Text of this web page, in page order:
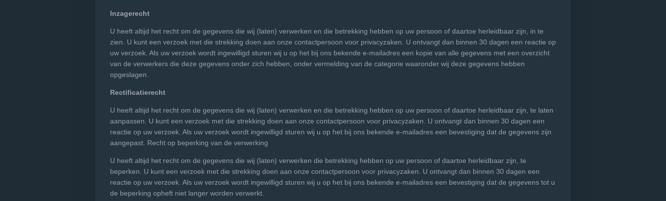
Inzagerecht
U heeft altijd het recht om de gegevens die wij (laten) verwerken en die betrekking hebben op uw persoon of daartoe herleidbaar zijn, in te
zien. U kunt een verzoek met die strekking doen aan onze contactpersoon voor privacyzaken. U ontvangt dan binnen 30 dagen een reactie op
uw verzoek. Als uw verzoek wordt ingewilligd sturen wij u op het bij ons bekende e-mailadres een kopie van alle gegevens met een overzicht
van de verwerkers die deze gegevens onder zich hebben, onder vermelding van de categorie waaronder wij deze gegevens hebben
opgeslagen.
Rectificatierecht
U heeft altijd het recht om de gegevens die wij (laten) verwerken en die betrekking hebben op uw persoon of daartoe herleidbaar zijn, te laten
aanpassen. U kunt een verzoek met die strekking doen aan onze contactpersoon voor privacyzaken. U ontvangt dan binnen 30 dagen een
reactie op uw verzoek. Als uw verzoek wordt ingewilligd sturen wij u op het bij ons bekende e-mailadres een bevestiging dat de gegevens zijn
aangepast. Recht op beperking van de verwerking
U heeft altijd het recht om de gegevens die wij (laten) verwerken die betrekking hebben op uw persoon of daartoe herleidbaar zijn, te
beperken. U kunt een verzoek met die strekking doen aan onze contactpersoon voor privacyzaken. U ontvangt dan binnen 30 dagen een
reactie op uw verzoek. Als uw verzoek wordt ingewilligd sturen wij u op het bij ons bekende e-mailadres een bevestiging dat de gegevens tot u
de beperking opheft niet langer worden verwerkt.